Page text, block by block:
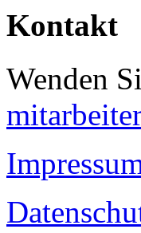
Kontakt
Wenden